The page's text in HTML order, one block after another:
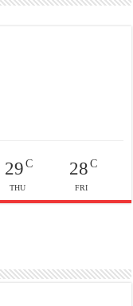
29C
THU
28C
FRI